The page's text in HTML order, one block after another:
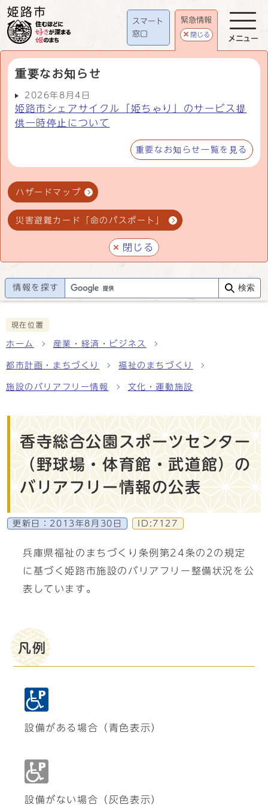
スマート
窓口
緊急情報
閉じる
重要なお知らせ
2026年8月4日
姫路市シェアサイクル「姫ちゃり」のサービス提
供一時停止について
重要なお知らせ一覧を見る
ハザードマップ
災害避難カード「命のパスポート」
閉じる
メニュー
情報を探す 検索
現在位置
ホーム 産業・経済・ビジネス
都市計画・まちづくり 福祉のまちづくり
施設のバリアフリー情報 文化・運動施設
香寺総合公園スポーツセンター
（野球場・体育館・武道館）の
バリアフリー情報の公表
更新日： 2013年8月30日 ID:7127
兵庫県福祉のまちづくり条例第24条の2の規定
に基づく姫路市施設のバリアフリー整備状況を公
表しています。
凡例
設備がある場合（青色表示）
設備がない場合（灰色表示）